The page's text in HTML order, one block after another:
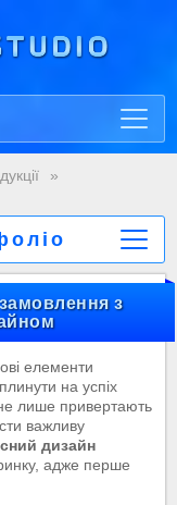
»
з
елементи
на успіх
лише привертають
важливу
дизайн
адже перше